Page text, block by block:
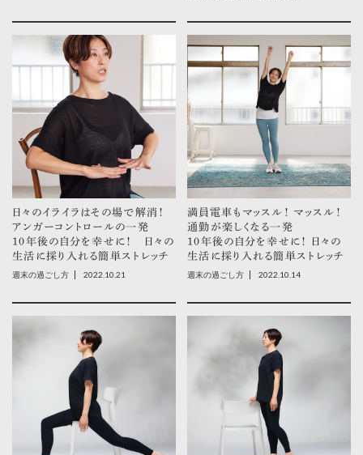
日々のイライラはその場で解消！
アンガーコントロールの一発
10年後の自分を幸せに！ 日々の
生活に採り入れる簡単ストレッチ
週末の過ごし方 2022.10.21
満員電車もマッスル！ マッスル！
通勤が楽しくなる一発
10年後の自分を幸せに！ 日々の
生活に採り入れる簡単ストレッチ
週末の過ごし方 2022.10.14